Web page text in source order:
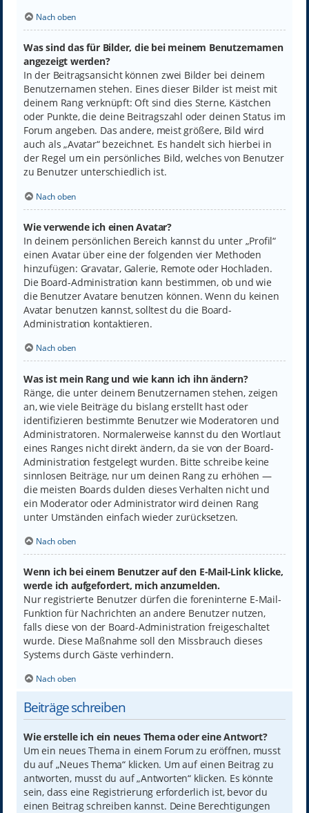
Nach oben
Was sind das für Bilder, die bei meinem Benutzernamen
angezeigt werden?
In der Beitragsansicht können zwei Bilder bei deinem
Benutzernamen stehen. Eines dieser Bilder ist meist mit
deinem Rang verknüpft: Oft sind dies Sterne, Kästchen
oder Punkte, die deine Beitragszahl oder deinen Status im
Forum angeben. Das andere, meist größere, Bild wird
auch als „Avatar“ bezeichnet. Es handelt sich hierbei in
der Regel um ein persönliches Bild, welches von Benutzer
zu Benutzer unterschiedlich ist.
Nach oben
Wie verwende ich einen Avatar?
In deinem persönlichen Bereich kannst du unter „Profil“
einen Avatar über eine der folgenden vier Methoden
hinzufügen: Gravatar, Galerie, Remote oder Hochladen.
Die Board-Administration kann bestimmen, ob und wie
die Benutzer Avatare benutzen können. Wenn du keinen
Avatar benutzen kannst, solltest du die Board-
Administration kontaktieren.
Nach oben
Was ist mein Rang und wie kann ich ihn ändern?
Ränge, die unter deinem Benutzernamen stehen, zeigen
an, wie viele Beiträge du bislang erstellt hast oder
identifizieren bestimmte Benutzer wie Moderatoren und
Administratoren. Normalerweise kannst du den Wortlaut
eines Ranges nicht direkt ändern, da sie von der Board-
Administration festgelegt wurden. Bitte schreibe keine
sinnlosen Beiträge, nur um deinen Rang zu erhöhen —
die meisten Boards dulden dieses Verhalten nicht und
ein Moderator oder Administrator wird deinen Rang
unter Umständen einfach wieder zurücksetzen.
Nach oben
Wenn ich bei einem Benutzer auf den E-Mail-Link klicke,
werde ich aufgefordert, mich anzumelden.
Nur registrierte Benutzer dürfen die foreninterne E-Mail-
Funktion für Nachrichten an andere Benutzer nutzen,
falls diese von der Board-Administration freigeschaltet
wurde. Diese Maßnahme soll den Missbrauch dieses
Systems durch Gäste verhindern.
Nach oben
Beiträge schreiben
Wie erstelle ich ein neues Thema oder eine Antwort?
Um ein neues Thema in einem Forum zu eröffnen, musst
du auf „Neues Thema“ klicken. Um auf einen Beitrag zu
antworten, musst du auf „Antworten“ klicken. Es könnte
sein, dass eine Registrierung erforderlich ist, bevor du
einen Beitrag schreiben kannst. Deine Berechtigungen